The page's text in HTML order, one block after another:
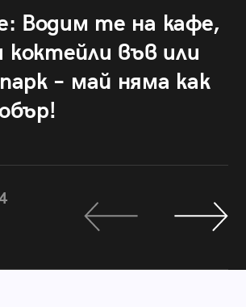
Водим те на кафе,
във или
– май няма как